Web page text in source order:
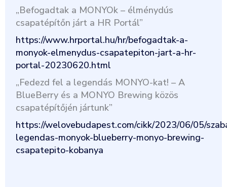
„Befogadtak a MONYOk – élménydús
csapatépítőn járt a HR Portál”
https://www.hrportal.hu/hr/befogadtak-a-
monyok-elmenydus-csapatepiton-jart-a-hr-
portal-20230620.html
„Fedezd fel a legendás MONYO-kat! – A
BlueBerry és a MONYO Brewing közös
csapatépítőjén jártunk”
https://welovebudapest.com/cikk/2023/06/05/
legendas-monyok-blueberry-monyo-brewing-
csapatepito-kobanya